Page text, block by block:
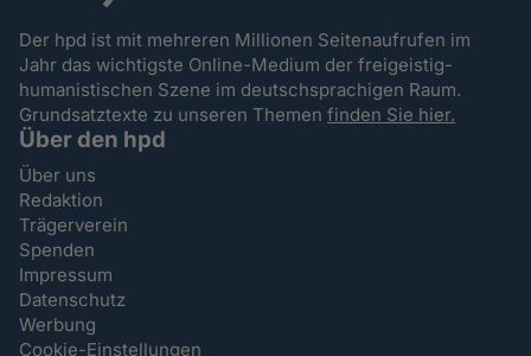
Der hpd ist mit mehreren Millionen Seitenaufrufen im
Jahr das wichtigste Online-Medium der freigeistig-
humanistischen Szene im deutschsprachigen Raum.
Grundsatztexte zu unseren Themenfinden Sie hier.
Über den hpd
Über uns
Redaktion
Trägerverein
Spenden
Impressum
Datenschutz
Werbung
Cookie-Einstellungen